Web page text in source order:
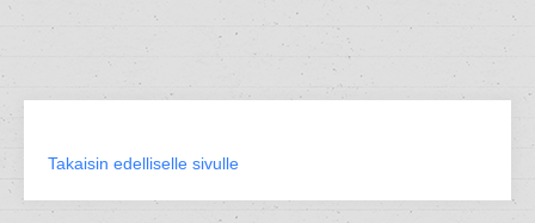
Takaisin edelliselle sivulle